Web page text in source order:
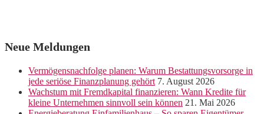
Neue Meldungen
Vermögensnachfolge planen: Warum Bestattungsvorsorge in
jede seriöse Finanzplanung gehört 7. August 2026
Wachstum mit Fremdkapital finanzieren: Wann Kredite für
kleine Unternehmen sinnvoll sein können 21. Mai 2026